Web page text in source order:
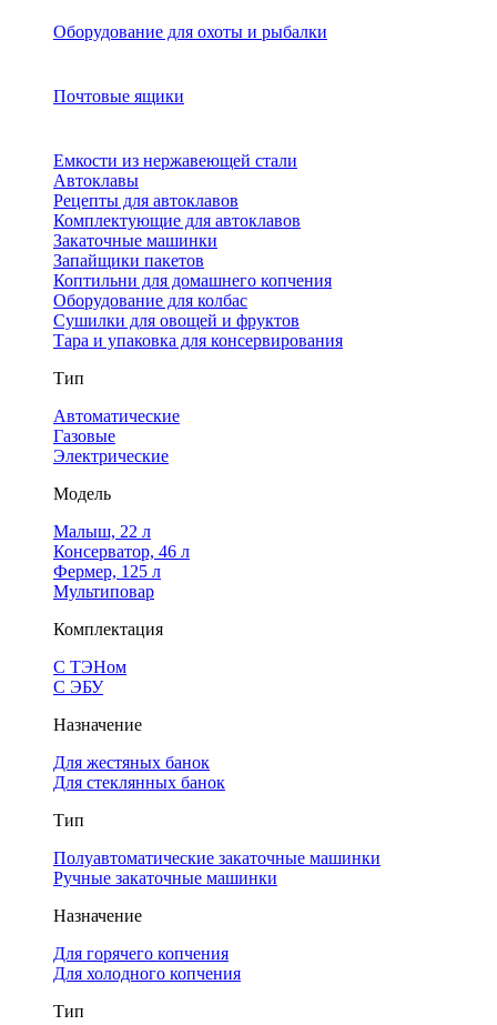
Оборудование для охоты и рыбалки
Почтовые ящики
Емкости из нержавеющей стали
Автоклавы
Рецепты для автоклавов
Комплектующие для автоклавов
Закаточные машинки
Запайщики пакетов
Коптильни для домашнего копчения
Оборудование для колбас
Сушилки для овощей и фруктов
Тара и упаковка для консервирования
Тип
Автоматические
Газовые
Электрические
Модель
Малыш, 22 л
Консерватор, 46 л
Фермер, 125 л
Мультиповар
Комплектация
С ТЭНом
С ЭБУ
Назначение
Для жестяных банок
Для стеклянных банок
Тип
Полуавтоматические закаточные машинки
Ручные закаточные машинки
Назначение
Для горячего копчения
Для холодного копчения
Тип